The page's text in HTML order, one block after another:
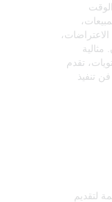
مثالية
تقدم
تنفيذ
لتقديم